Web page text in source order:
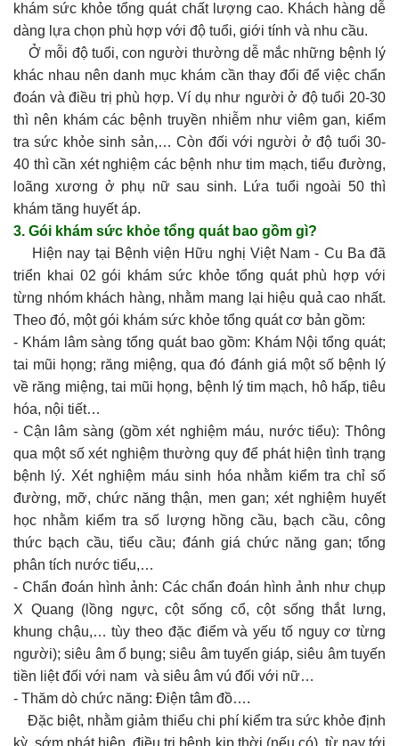
khám sức khỏe tổng quát chất lượng cao. Khách hàng dễ
dàng lựa chọn phù hợp với độ tuổi, giới tính và nhu cầu.
Ở mỗi độ tuổi, con người thường dễ mắc những bệnh lý
khác nhau nên danh mục khám cần thay đổi để việc chẩn
đoán và điều trị phù hợp. Ví dụ như người ở độ tuổi 20-30
thì nên khám các bệnh truyền nhiễm như viêm gan, kiểm
tra sức khỏe sinh sản,… Còn đối với người ở độ tuổi 30-
40 thì cần xét nghiệm các bệnh như tim mạch, tiểu đường,
loãng xương ở phụ nữ sau sinh. Lứa tuổi ngoài 50 thì
khám tăng huyết áp.
3. Gói khám sức khỏe tổng quát bao gồm gì?
Hiện nay tại Bệnh viện Hữu nghị Việt Nam - Cu Ba đã
triển khai 02 gói khám sức khỏe tổng quát phù hợp với
từng nhóm khách hàng, nhằm mang lại hiệu quả cao nhất.
Theo đó, một gói khám sức khỏe tổng quát cơ bản gồm:
- Khám lâm sàng tổng quát bao gồm: Khám Nội tổng quát;
tai mũi họng; răng miệng, qua đó đánh giá một số bệnh lý
về răng miệng, tai mũi họng, bệnh lý tim mạch, hô hấp, tiêu
hóa, nội tiết…
- Cận lâm sàng (gồm xét nghiệm máu, nước tiểu): Thông
qua một số xét nghiệm thường quy để phát hiện tình trạng
bệnh lý. Xét nghiệm máu sinh hóa nhằm kiểm tra chỉ số
đường, mỡ, chức năng thận, men gan; xét nghiệm huyết
học nhằm kiểm tra số lượng hồng cầu, bạch cầu, công
thức bạch cầu, tiểu cầu; đánh giá chức năng gan; tổng
phân tích nước tiểu,…
- Chẩn đoán hình ảnh: Các chẩn đoán hình ảnh như chụp
X Quang (lồng ngực, cột sống cổ, cột sống thắt lưng,
khung chậu,… tùy theo đặc điểm và yếu tố nguy cơ từng
người); siêu âm ổ bụng; siêu âm tuyến giáp, siêu âm tuyến
tiền liệt đối với nam và siêu âm vú đối với nữ…
- Thăm dò chức năng: Điện tâm đồ….
Đặc biệt, nhằm giảm thiểu chi phí kiểm tra sức khỏe định
kỳ, sớm phát hiện, điều trị bệnh kịp thời (nếu có), từ nay tới